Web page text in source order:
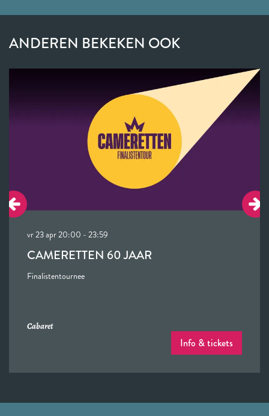
ANDEREN BEKEKEN OOK
CAMERETTEN 60 JAAR
Finalistentournee
vr 23 apr20:00 - 23:59
Cabaret
Info & tickets